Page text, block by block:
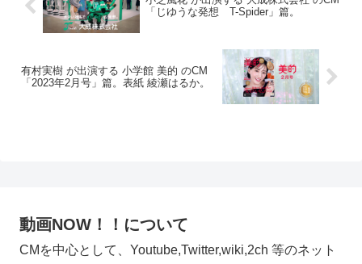
「じゆうな発想 T-Spider」篇。
有村実樹 が出演する 小学館 美的 のCM
「2023年2月号」篇。表紙 綾瀬はるか。
動画NOW！！について
CMを中心として、Youtube,Twitter,wiki,2ch 等のネット